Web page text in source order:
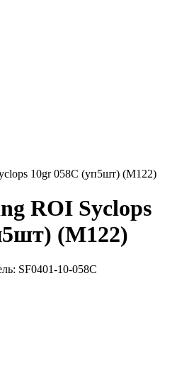
10gr 058C (уп5шт) (M122)
ROI Syclops
(M122)
SF0401-10-058C